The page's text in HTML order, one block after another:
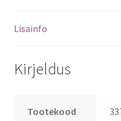
Lisainfo
Kirjeldus
Tootekood